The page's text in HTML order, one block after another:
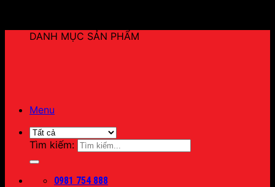
Menu
Tìm kiếm:
0981 754 888
DANH MỤC SẢN PHẨM